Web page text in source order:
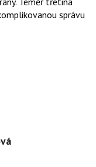
správu